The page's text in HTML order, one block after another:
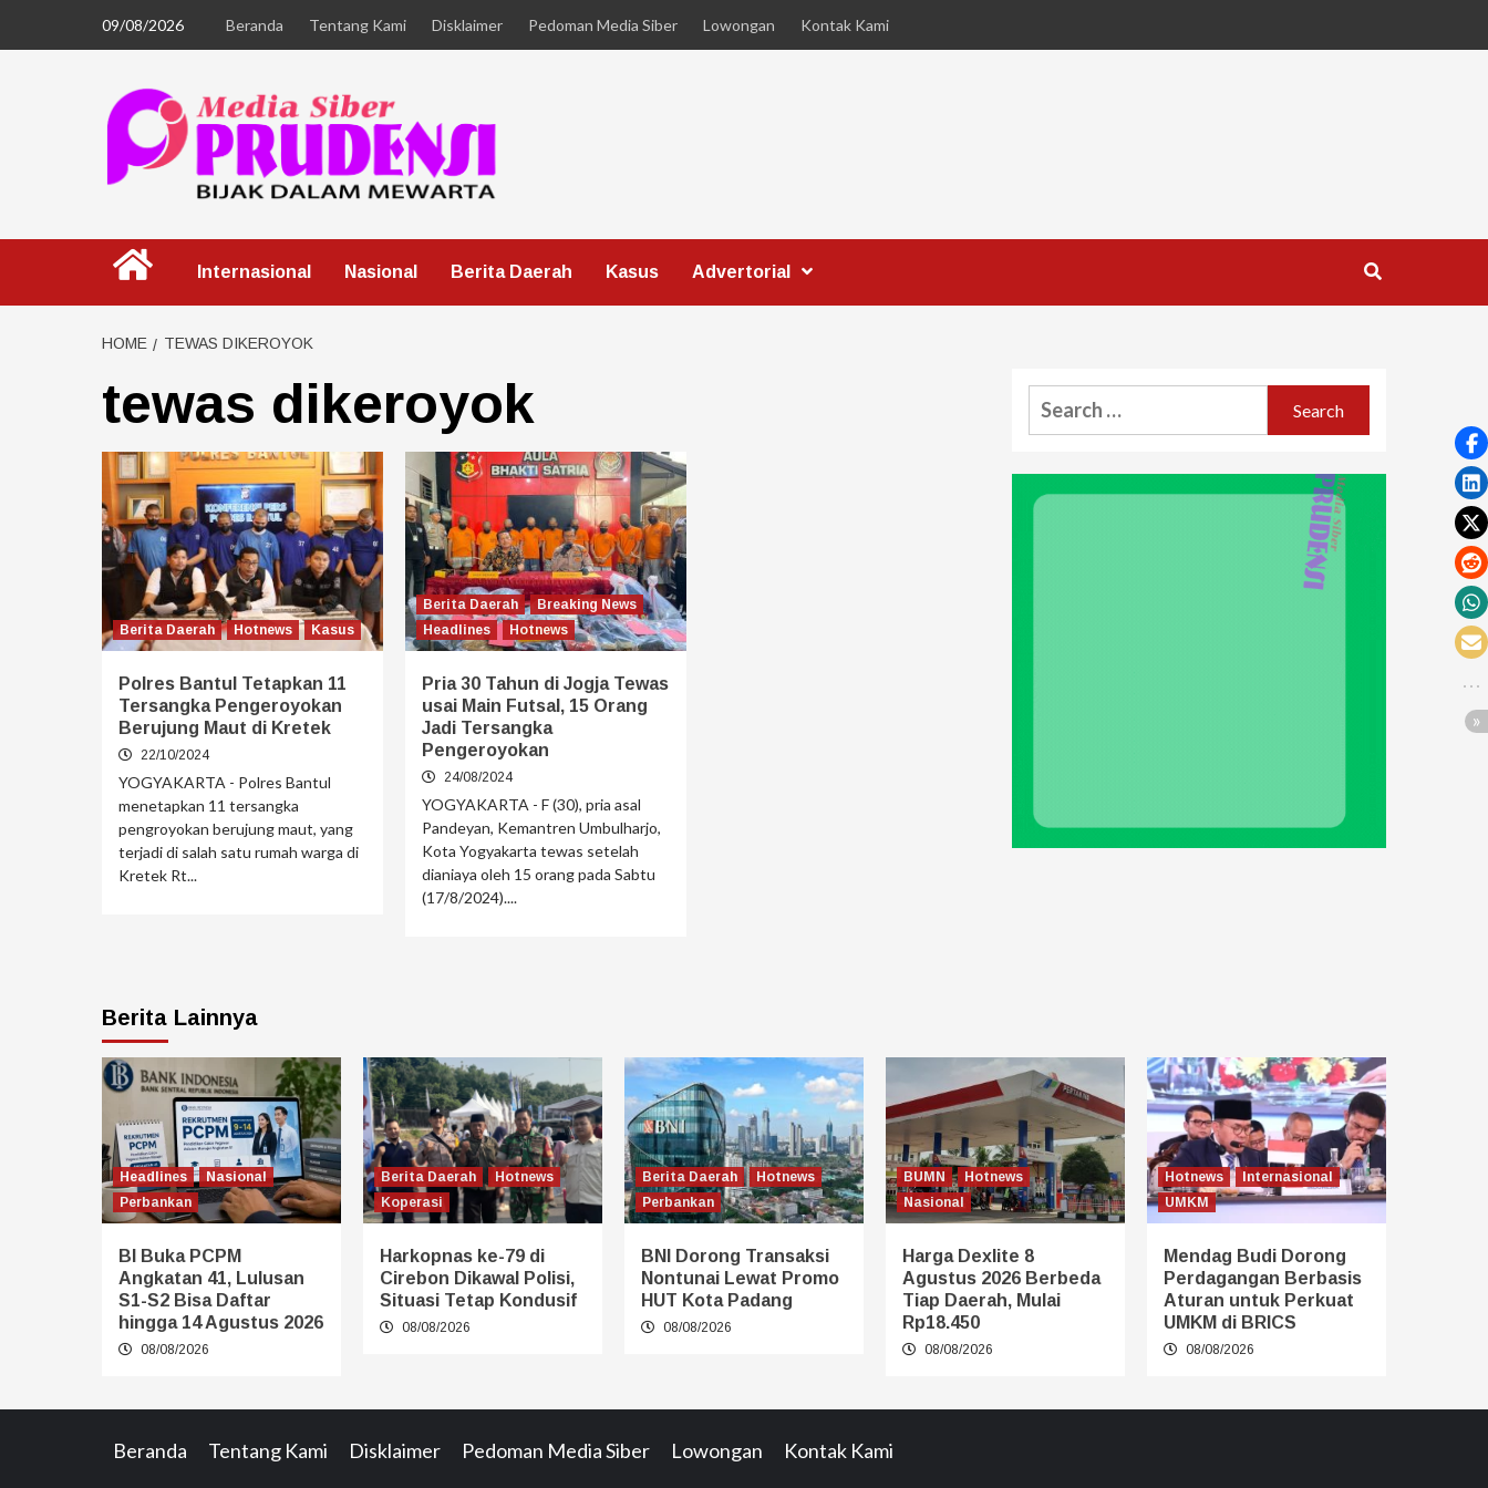
09/08/2026 Beranda Tentang Kami Disklaimer Pedoman Media Siber Lowongan Kontak Kami
Internasional Nasional Berita Daerah Kasus Advertorial
HOME TEWAS DIKEROYOK
tewas dikeroyok
Berita Daerah Hotnews Kasus
Polres Bantul Tetapkan 11
Tersangka Pengeroyokan
Berujung Maut di Kretek
22/10/2024
YOGYAKARTA - Polres Bantul
menetapkan 11 tersangka
pengroyokan berujung maut, yang
terjadi di salah satu rumah warga di
Kretek Rt...
Berita Daerah
Breaking News
Headlines
Hotnews
Pria 30 Tahun di Jogja Tewas
usai Main Futsal, 15 Orang
Jadi Tersangka
Pengeroyokan
24/08/2024
YOGYAKARTA - F (30), pria asal
Pandeyan, Kemantren Umbulharjo,
Kota Yogyakarta tewas setelah
dianiaya oleh 15 orang pada Sabtu
(17/8/2024)....
Berita Lainnya
Headlines
Nasional
Perbankan
BI Buka PCPM
Angkatan 41, Lulusan
S1-S2 Bisa Daftar
hingga 14 Agustus 2026
08/08/2026
Berita Daerah
Hotnews
Koperasi
Harkopnas ke-79 di
Cirebon Dikawal Polisi,
Situasi Tetap Kondusif
08/08/2026
Berita Daerah
Hotnews
Perbankan
BNI Dorong Transaksi
Nontunai Lewat Promo
HUT Kota Padang
08/08/2026
BUMN
Hotnews
Nasional
Harga Dexlite 8
Agustus 2026 Berbeda
Tiap Daerah, Mulai
Rp18.450
08/08/2026
Hotnews
Internasional
UMKM
Mendag Budi Dorong
Perdagangan Berbasis
Aturan untuk Perkuat
UMKM di BRICS
08/08/2026
Beranda Tentang Kami Disklaimer Pedoman Media Siber Lowongan Kontak Kami